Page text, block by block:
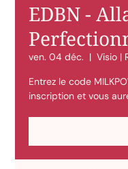
EDBN -
ven. 04 déc.
  |
Visio |
Entrez le code
inscription et vous